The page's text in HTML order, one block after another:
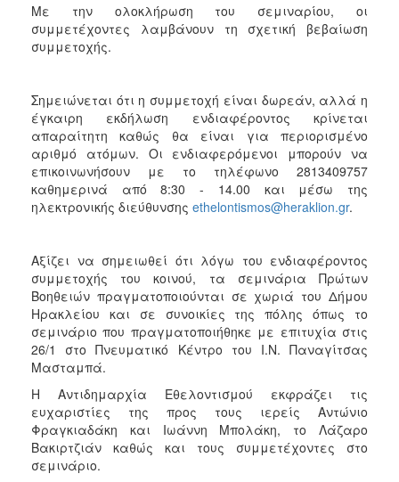
Με την ολοκλήρωση του σεμιναρίου, οι
συμμετέχοντες λαμβάνουν τη σχετική βεβαίωση
συμμετοχής.
Σημειώνεται ότι η συμμετοχή είναι δωρεάν, αλλά η
έγκαιρη εκδήλωση ενδιαφέροντος κρίνεται
απαραίτητη καθώς θα είναι για περιορισμένο
αριθμό ατόμων. Οι ενδιαφερόμενοι μπορούν να
επικοινωνήσουν με το τηλέφωνο 2813409757
καθημερινά από 8:30 - 14.00 και μέσω της
ηλεκτρονικής διεύθυνσης ethelontismos@heraklion.gr.
Αξίζει να σημειωθεί ότι λόγω του ενδιαφέροντος
συμμετοχής του κοινού, τα σεμινάρια Πρώτων
Βοηθειών πραγματοποιούνται σε χωριά του Δήμου
Ηρακλείου και σε συνοικίες της πόλης όπως το
σεμινάριο που πραγματοποιήθηκε με επιτυχία στις
26/1 στο Πνευματικό Κέντρο του Ι.Ν. Παναγίτσας
Μασταμπά.
Η Αντιδημαρχία Εθελοντισμού εκφράζει τις
ευχαριστίες της προς τους ιερείς Αντώνιο
Φραγκιαδάκη και Ιωάννη Μπολάκη, το Λάζαρο
Βακιρτζιάν καθώς και τους συμμετέχοντες στο
σεμινάριο.